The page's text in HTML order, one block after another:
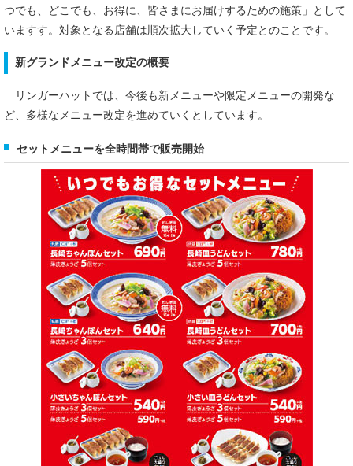
つでも、どこでも、お得に、皆さまにお届けするための施策」として
いますす。対象となる店舗は順次拡大していく予定とのことです。
新グランドメニュー改定の概要
リンガーハットでは、今後も新メニューや限定メニューの開発な
ど、多様なメニュー改定を進めていくとしています。
セットメニューを全時間帯で販売開始